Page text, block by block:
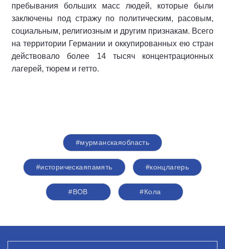
пребывания больших масс людей, которые были
заключены под стражу по политическим, расовым,
социальным, религиозным и другим признакам. Всего
на территории Германии и оккупированных ею стран
действовало более 14 тысяч концентрационных
лагерей, тюрем и гетто.
#мурманскаяобласть
#историческаяпамять #концлагерь
#ВОВ #Кола